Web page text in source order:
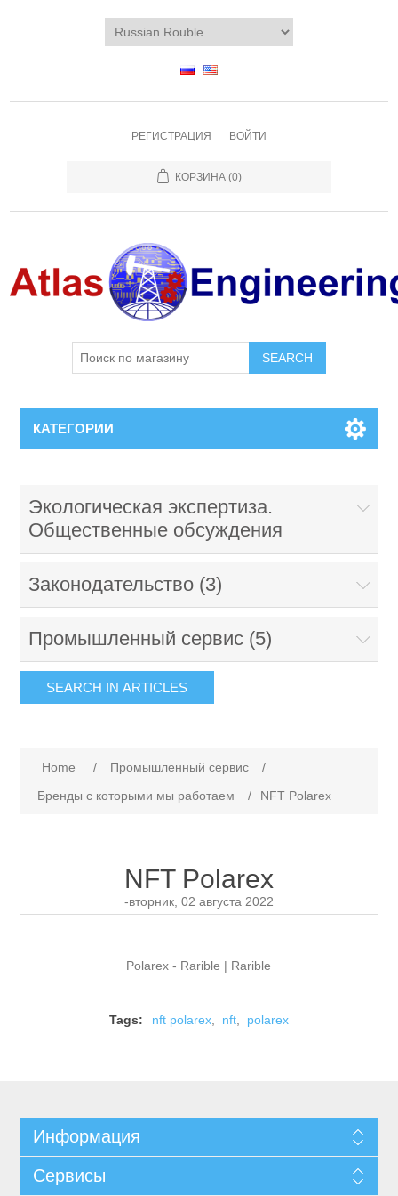
РЕГИСТРАЦИЯ ВОЙТИ
КОРЗИНА (0)
КАТЕГОРИИ
Экологическая экспертиза.
Общественные обсуждения
Законодательство (3)
Промышленный сервис (5)
Home / Промышленный сервис
/
Бренды с которыми мы работаем
/ NFT Polarex
NFT Polarex
-вторник, 02 августа 2022
Polarex - Rarible | Rarible
Tags: nft polarex nft polarex
Информация
Сервисы